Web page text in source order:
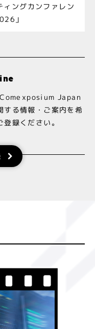
ィングカンファレン
」
知っている「12の
Barta氏の登壇
表！18回目を迎え
ィングカンファレン
ンサーに決定！
際カンファレン
」公式スピーカ
)締切
Japan
する情報・ご案内を希
録ください。